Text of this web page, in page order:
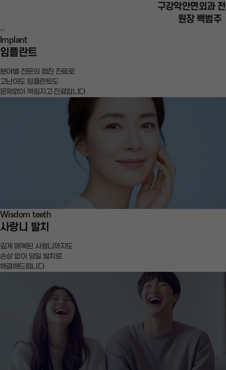
구강악안면외과 전문의
‹›
Implant
임플란트
분야별 전문의 협진 진료로
고난이도 임플란트도
문제없이 책임지고 진료합니다
Wisdom teeth
사랑니 발치
깊게 매복된 사랑니까지도
손상 없이 당일 발치로
해결해드립니다